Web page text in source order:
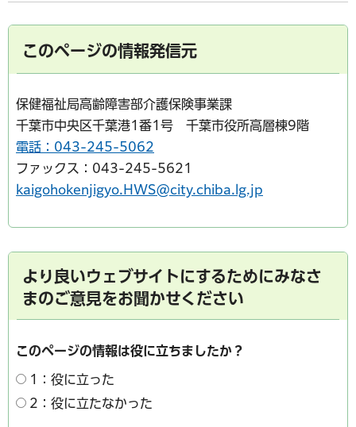
このページの情報発信元
保健福祉局高齢障害部介護保険事業課
千葉市中央区千葉港1番1号 千葉市役所高層棟9階
電話：043-245-5062
ファックス：043-245-5621
kaigohokenjigyo.HWS@city.chiba.lg.jp
より良いウェブサイトにするためにみなさ
まのご意見をお聞かせください
このページの情報は役に立ちましたか？
1：役に立った
2：役に立たなかった